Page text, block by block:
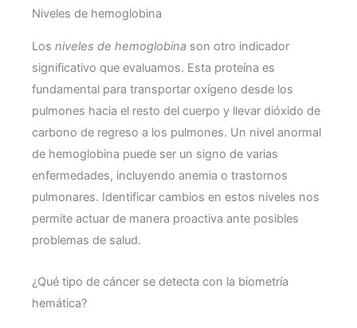
Niveles de hemoglobina
Los niveles de hemoglobina son otro indicador
significativo que evaluamos. Esta proteína es
fundamental para transportar oxígeno desde los
pulmones hacia el resto del cuerpo y llevar dióxido de
carbono de regreso a los pulmones. Un nivel anormal
de hemoglobina puede ser un signo de varias
enfermedades, incluyendo anemia o trastornos
pulmonares. Identificar cambios en estos niveles nos
permite actuar de manera proactiva ante posibles
problemas de salud.
¿Qué tipo de cáncer se detecta con la biometría
hemática?